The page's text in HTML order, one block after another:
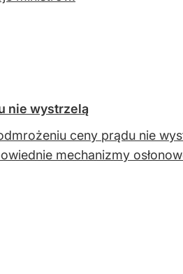
nie wystrzelą
ceny prądu nie
mechanizmy